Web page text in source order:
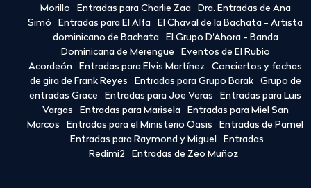
Morillo
Entradas para Charlie Zaa
Dra. Entradas de Ana
Simó
Entradas para El Alfa
El Chaval de la Bachata - Artista
dominicano de Bachata
El Grupo D'Ahora - Banda
Dominicana de Merengue
Eventos de El Rubio
Acordeón
Entradas para Elvis Martínez
Conciertos y fechas
de gira de Frank Reyes
Entradas para Grupo Barak
Grupo de
entradas Grace
Entradas para Joe Veras
Entradas para Luis
Vargas
Entradas para Marisela
Entradas para Miel San
Marcos
Entradas para el Ministerio Oasis
Entradas de Pamel
Entradas para Raymond y Miguel
Entradas
Redimi2
Entradas de Zeo Muñoz